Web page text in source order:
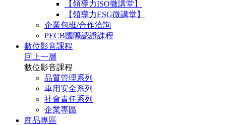
【領導力ISO微講堂】
【領導力ESG微講堂】
企業包班/合作洽詢
PECB國際認證課程
數位影音課程
回上一層
數位影音課程
品質管理系列
車用安全系列
社會責任系列
企業專區
商品專區